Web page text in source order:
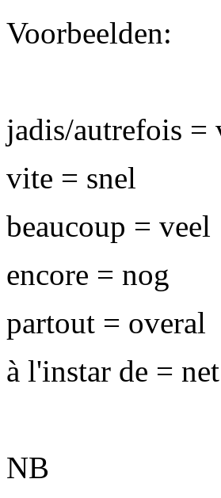
Voorbeelden:
jadis/autrefois =
vite = snel
beaucoup = veel
encore = nog
partout = overal
à l'instar de =
NB